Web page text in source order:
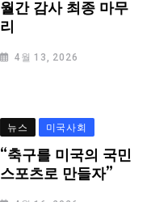
월간 감사 최종 마무
리
4월 13, 2026
뉴스 미국사회
“축구를 미국의 국민
스포츠로 만들자”